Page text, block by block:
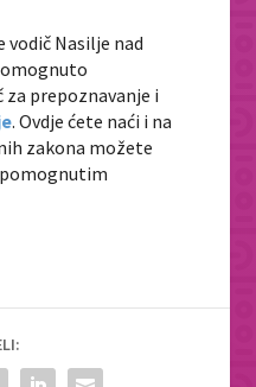
vodič Nasilje nad
prepoznavanje i
. Ovdje ćete naći i na
zakona možete